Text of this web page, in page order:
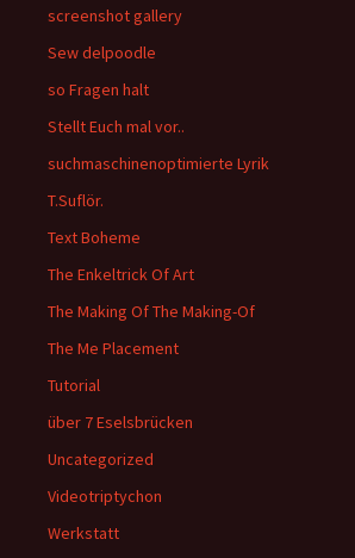
screenshot gallery
Sew delpoodle
so Fragen halt
Stellt Euch mal vor..
suchmaschinenoptimierte Lyrik
T.Suflör.
Text Boheme
The Enkeltrick Of Art
The Making Of The Making-Of
The Me Placement
Tutorial
über 7 Eselsbrücken
Uncategorized
Videotriptychon
Werkstatt